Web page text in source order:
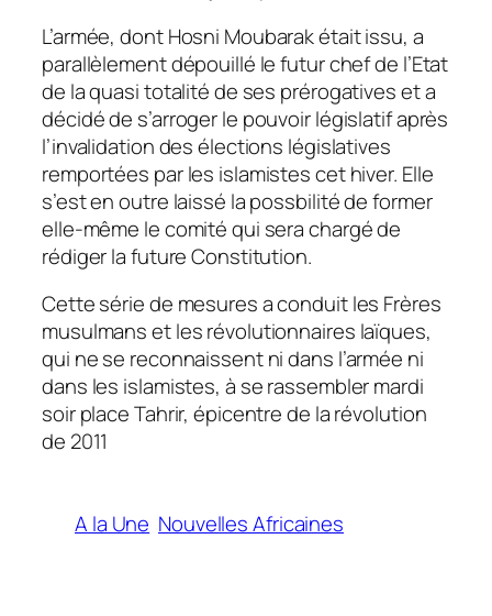
L’armée, dont Hosni Moubarak était issu, a
parallèlement dépouillé le futur chef de l’Etat
de la quasi totalité de ses prérogatives et a
décidé de s’arroger le pouvoir législatif après
l’invalidation des élections législatives
remportées par les islamistes cet hiver. Elle
s’est en outre laissé la possbilité de former
elle-même le comité qui sera chargé de
rédiger la future Constitution.
Cette série de mesures a conduit les Frères
musulmans et les révolutionnaires laïques,
qui ne se reconnaissent ni dans l’armée ni
dans les islamistes, à se rassembler mardi
soir place Tahrir, épicentre de la révolution
de 2011
A la Une Nouvelles Africaines